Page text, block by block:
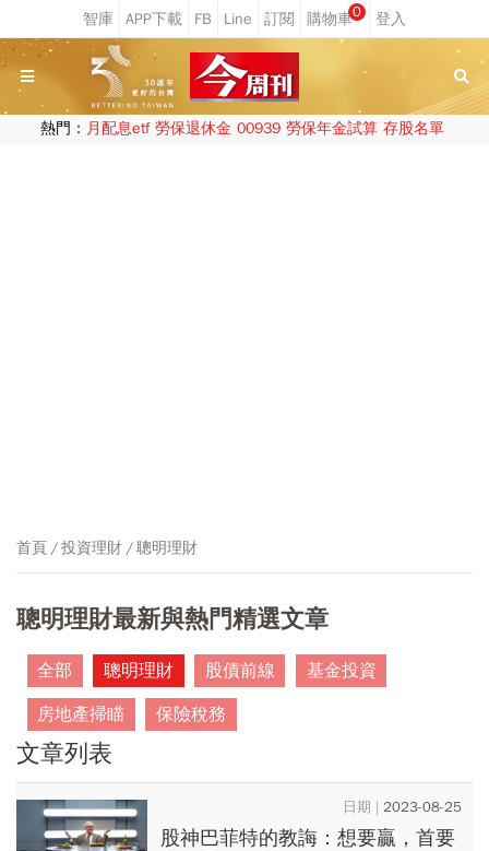
0
熱門： 月配息etf 勞保退休金 00939 勞保年金試算 存股名單
首頁 投資理財 聰明理財
聰明理財最新與熱門精選文章
全部 聰明理財 股債前線
基金投資
房地產掃瞄
保險稅務
文章列表
2023-08-25
股神巴菲特的教誨：想要贏，首要